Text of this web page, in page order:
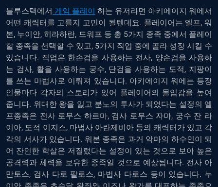
블루스택에서 게임 플레이 하는 유저라면 아키에이지 워에서
어떤 캐릭터를 고를지 고민이 될텐데요. 플레이어는 엘프, 워
본, 누이안, 히라하란, 드워프 등 총 5가지 종족 중에서 플레이
할 종족을 선택할 수 있고, 5가지 직업 중에 골라 성장 시킬 수
있습니다. 직업은 한손검을 사용하는 전사, 양손검을 사용하
는 검사, 활을 사용하는 궁수, 단검을 사용하는 도적, 지팡이
를 쓰는 마법사로 이뤄져 있습니다. 아키에이지 워에는 등장
인물마다 각자의 스토리가 있어 플레이어의 몰입감을 높여
줍니다. 위대한 왕을 잃고 분노의 투사가 되었다는 설정의 엘
프종족은 전사 로무스 하르마, 검사 로무스 자마, 궁수 잔 라
이아, 도적 이지스, 마법사 아란제비아 등의 캐릭터가 있고 각
각의 서사가 있습니다. 워본 종족은 과거 악마의 하수인이 되
어 잔인한 학살은 저질렀다는 설정이 있는 것으로 보아 높은
공격력과 체력을 보유한 종족일 것으로 예상됩니다. 전사 아
만토스, 검사 다로 팔로스, 마법사 다로스 등이 있습니다. 누